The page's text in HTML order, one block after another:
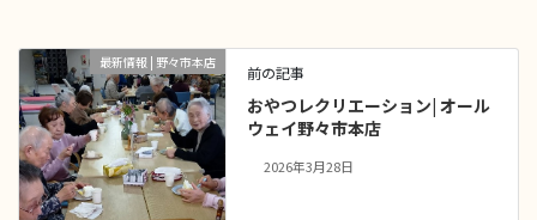
最新情報 | 野々市本店
前の記事
おやつレクリエーション| オール
ウェイ野々市本店
2026年3月28日